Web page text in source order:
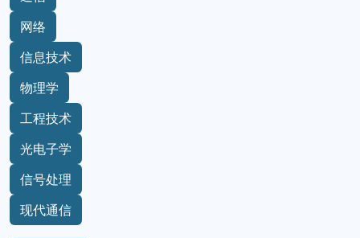
网络
信息技术
物理学
工程技术
光电子学
信号处理
现代通信